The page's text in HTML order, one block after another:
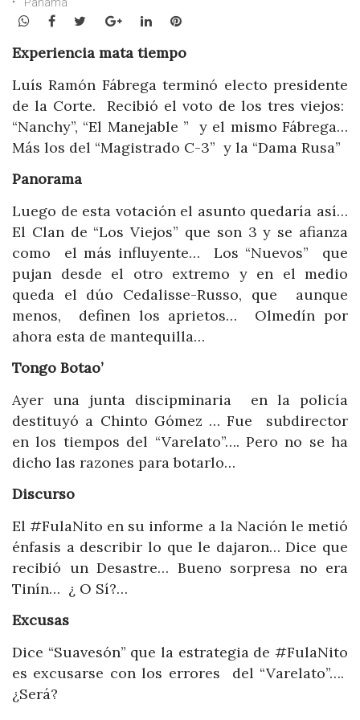
WhatsApp
Facebook
TwitterGoogle+LinkedInPinterest
Experiencia mata tiempo
Luís Ramón Fábrega terminó electo presidente
de la Corte. Recibió el voto de los tres viejos:
“Nanchy”, “El Manejable ” y el mismo Fábrega…
Más los del “Magistrado C-3” y la “Dama Rusa”
Panorama
Luego de esta votación el asunto quedaría así…
El Clan de “Los Viejos” que son 3 y se afianza
como el más influyente… Los “Nuevos” que
pujan desde el otro extremo y en el medio
queda el dúo Cedalisse-Russo, que aunque
menos, definen los aprietos… Olmedín por
ahora esta de mantequilla…
Tongo Botao’
Ayer una junta discipminaria en la policía
destituyó a Chinto Gómez … Fue subdirector
en los tiempos del “Varelato”…. Pero no se ha
dicho las razones para botarlo…
Discurso
El #FulaNito en su informe a la Nación le metió
énfasis a describir lo que le dajaron… Dice que
recibió un Desastre… Bueno sorpresa no era
Tinín… ¿ O Sí?…
Excusas
Dice “Suavesón” que la estrategia de #FulaNito
es excusarse con los errores del “Varelato”….
¿Será?